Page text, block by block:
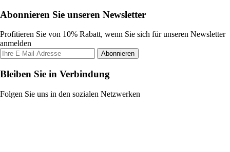
Abonnieren Sie unseren Newsletter
Profitieren Sie von 10% Rabatt, wenn Sie sich für unseren Newsletter
anmelden
Abonnieren
Bleiben Sie in Verbindung
Folgen Sie uns in den sozialen Netzwerken